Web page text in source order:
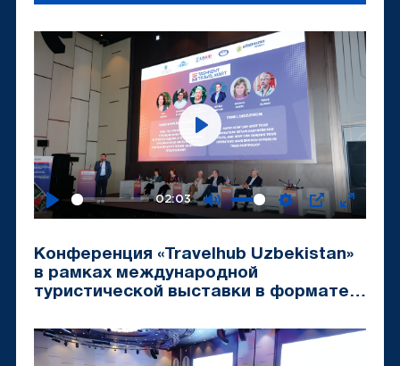
Play
02:03
Mute Settings
PIP Enter
Play
Конференция «Travelhub Uzbekistan»
в рамках международной
туристической выставки в формате